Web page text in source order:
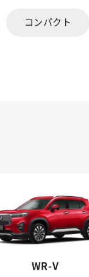
コンパクト
WR-V